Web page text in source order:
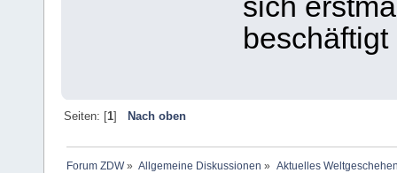
sich
Seiten: [1] Nach oben
Forum ZDW» Allgemeine Diskussionen » Aktuelles